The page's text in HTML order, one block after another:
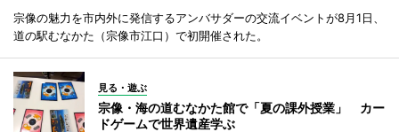
宗像の魅力を市内外に発信するアンバサダーの交流イベントが8月1日、
道の駅むなかた（宗像市江口）で初開催された。
見る・遊ぶ
宗像・海の道むなかた館で「夏の課外授業」 カー
ドゲームで世界遺産学ぶ